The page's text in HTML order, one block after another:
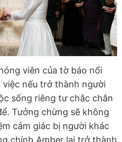
viên của tờ báo nổi
nếu trở thành người
sống riêng tư chắc chắn
Tưởng chừng sẽ không
cảm giác bị người khác
chính Amber lại trở thành